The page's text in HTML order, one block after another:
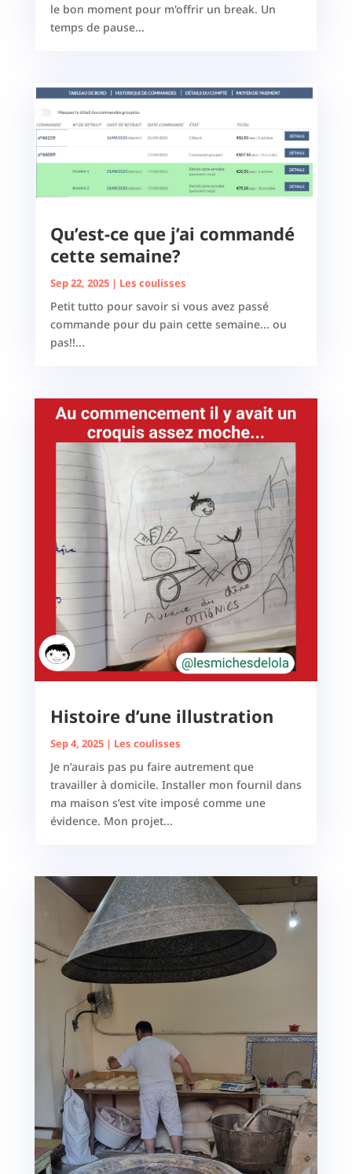
le bon moment pour m'offrir un break. Un
temps de pause...
Qu’est-ce que j’ai commandé
cette semaine?
Sep 22, 2025| Les coulisses
Petit tutto pour savoir si vous avez passé
commande pour du pain cette semaine... ou
pas!!...
Histoire d’une illustration
Sep 4, 2025| Les coulisses
Je n’aurais pas pu faire autrement que
travailler à domicile. Installer mon fournil dans
ma maison s’est vite imposé comme une
évidence. Mon projet...